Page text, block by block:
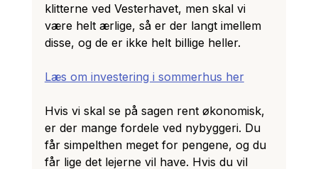
klitterne ved Vesterhavet, men skal vi
være helt ærlige, så er der langt imellem
disse, og de er ikke helt billige heller.
Læs om investering i sommerhus her
Hvis vi skal se på sagen rent økonomisk,
er der mange fordele ved nybyggeri. Du
får simpelthen meget for pengene, og du
får lige det lejerne vil have. Hvis du vil